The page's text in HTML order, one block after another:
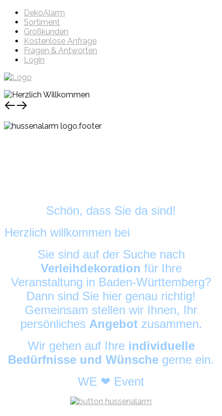
DekoAlarm
Sortiment
Großkunden
Kostenlose Anfrage
Fragen & Antworten
Login
Schön, dass Sie da sind!
Herzlich willkommen bei
Sie sind auf der Suche nach
Verleihdekoration für Ihre
Veranstaltung in Baden-Württemberg?
Dann sind Sie hier genau richtig!
Gemeinsam stellen wir Ihnen, Ihr
persönliches Angebot zusammen.
Wir gehen auf Ihre individuelle
Bedürfnisse und Wünsche gerne ein.
WE ❤ Event